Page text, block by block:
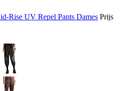
Rise UV Repel Pants Dames Prijs